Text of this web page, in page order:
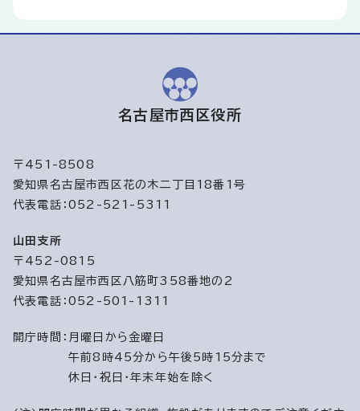
名古屋市西区役所
〒451-8508
愛知県名古屋市西区花の木二丁目18番1号
代表電話：052-521-5311
山田支所
〒452-0815
愛知県名古屋市西区八筋町358番地の2
代表電話：052-501-1311
開庁時間： 月曜日から金曜日
午前8時45分から午後5時15分まで
休日・祝日・年末年始を除く